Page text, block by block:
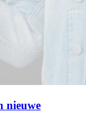
nieuwe